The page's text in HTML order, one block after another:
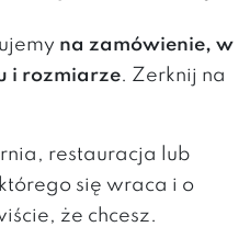
na zamówienie, w
i rozmiarze. Zerknij na
restauracja lub
się wraca i o
że chcesz.